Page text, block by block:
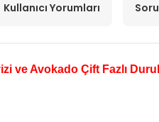
Kullanıcı Yorumları
ve Avokado Çift Fazlı